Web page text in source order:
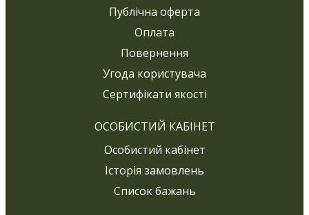
Публічна оферта
Оплата
Повернення
Угода користувача
Сертифікати якості
ОСОБИСТИЙ КАБІНЕТ
Особистий кабінет
Історія замовлень
Список бажань